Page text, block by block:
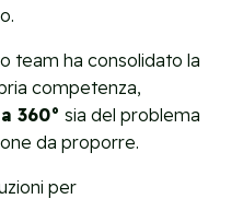
team ha consolidato la
competenza,
360° sia del problema
da proporre.
per